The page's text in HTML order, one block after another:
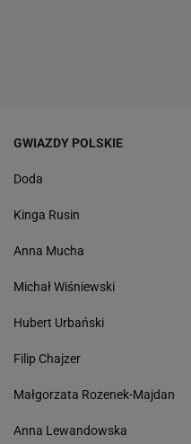
GWIAZDY POLSKIE
Doda
Kinga Rusin
Anna Mucha
Michał Wiśniewski
Hubert Urbański
Filip Chajzer
Małgorzata Rozenek-Majdan
Anna Lewandowska